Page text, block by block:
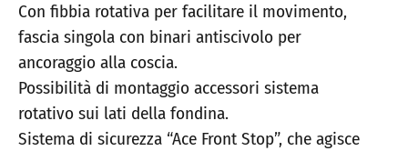
Con fibbia rotativa per facilitare il movimento,
fascia singola con binari antiscivolo per
ancoraggio alla coscia.
Possibilità di montaggio accessori sistema
rotativo sui lati della fondina.
Sistema di sicurezza “Ace Front Stop”, che agisce